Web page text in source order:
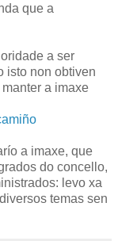
que a
a ser
isto non obtiven
a imaxe
a imaxe, que
do concello,
levo xa
temas sen